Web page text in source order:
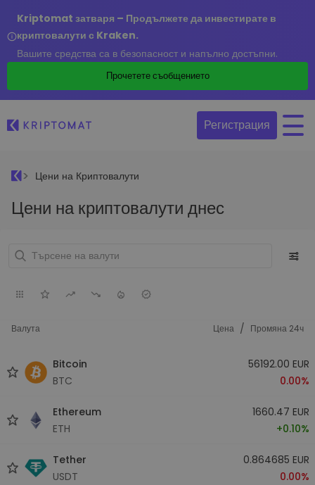
Kriptomat затваря – Продължете да инвестирате в
криптовалути с Kraken.
Вашите средства са в безопасност и напълно достъпни.
Прочетете съобщението
Регистрация
Цени на Криптовалути
Цени на криптовалути днес
Валута Цена / Промяна 24ч
Bitcoin
BTC
56192.00 EUR
0.00%
Ethereum
ETH
1660.47 EUR
+0.10%
Tether
USDT
0.864685 EUR
0.00%